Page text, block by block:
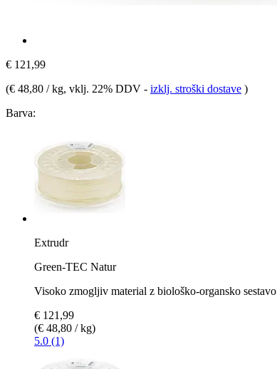
€ 121,99
(€ 48,80 / kg, vklj. 22% DDV - izklj. stroški dostave )
Barva:
Extrudr
Green-TEC Natur
Visoko zmogljiv material z biološko-organsko sestavo
€ 121,99
(€ 48,80 / kg)
5.0 (1)